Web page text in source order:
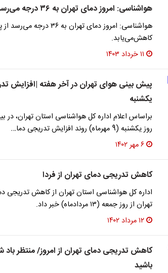
هواشناسی: امروز دمای تهران به ۳۶ درجه می‌رسد
هواشناسی: امروز دمای تهران به
کاهش‌می‌یابد.
۱۱ خرداد ۱۴۰۳
پیش بینی هوای تهران در آخر هفته |افزایش
یکشنبه
براساس اعلام اداره کل هواشناسی استان تهران، در
روز یکشنبه (9 مهرماه) روند افزایش تدریجی دما…
۶ مهر ۱۴۰۲
کاهش تدریجی دمای تهران از فردا
اداره کل هواشناسی استان تهران از کاهش تدریجی
تهران از روز جمعه (۱۳ مردادماه) خبر داد.
۱۲ مرداد ۱۴۰۲
کاهش تدریجی دمای تهران از امروز/ منتظر
باشید